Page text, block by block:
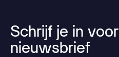
Schrijf je in voor
nieuwsbrief